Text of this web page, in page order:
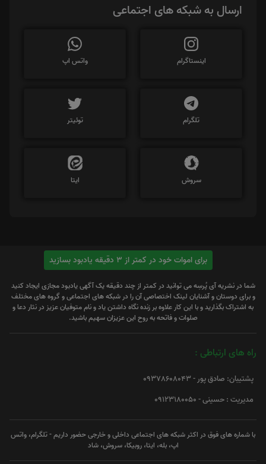
ارسال به شبکه های اجتماعی
اینستاگرام واتس اپ
تلگرام توئیتر
سروش ایتا
برای اموات خود در کمتر از 3 دقیقه یادبود بسازید
شما در نشریه آی پُرسِه می توانید در کمتر از چند دقیقه یک آگهی یادبود مجازی ایجاد کنید
و برای دوستان و آشنایان لینک اختصاصی آن را در شبکه های اجتماعی و گروه های مختلف
به اشتراک بگذارید و با این کار علاوه بر زنده نگاه داشتن یاد و نام متوفیان عزیز در نثار دعا و
صلوات و فاتحه به روح این عزیزان سهیم باشید.
راه های ارتباطی :
پشتیبان: صادق پور - 09378608043
مدیریت : حسینی - 09123180050
با شماره های فوق در اکثر شبکه های اجتماعی داخلی و خارجی حضور داریم - تلگرام، واتس
اپ، بله، ایتا، روبیکا، سروش، شاد